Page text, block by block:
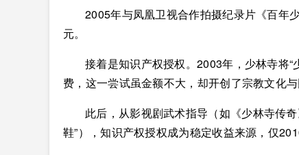
2005年与凤凰卫视合作拍摄纪录片《百年
元。
接着是知识产权授权。2003年，少林寺将
费，这一尝试虽金额不大，却开创了宗教文化与
此后，从影视剧武术指导（如《少林寺传
鞋”），知识产权授权成为稳定收益来源，仅